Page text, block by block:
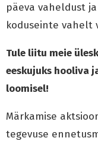
päeva vaheldust
koduseinte vahelt
Tule liitu meie
eeskujuks hooliva
loomisel!
Märkamise
tegevuse